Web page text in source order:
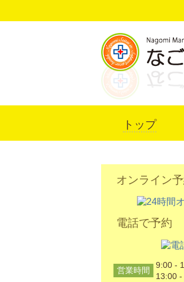
トップ
オンライン
電話で予約
営業時間
9:00 -
13:00 -